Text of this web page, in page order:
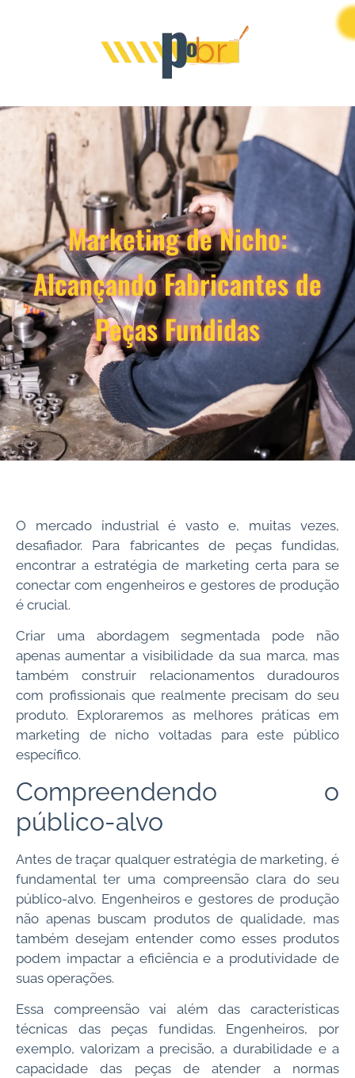
Marketing de Nicho:
Alcançando Fabricantes de
Peças Fundidas
O mercado industrial é vasto e, muitas vezes,
desafiador. Para fabricantes de peças fundidas,
encontrar a estratégia de marketing certa para se
conectar com engenheiros e gestores de produção
é crucial.
Criar uma abordagem segmentada pode não
apenas aumentar a visibilidade da sua marca, mas
também construir relacionamentos duradouros
com profissionais que realmente precisam do seu
produto. Exploraremos as melhores práticas em
marketing de nicho voltadas para este público
específico.
Compreendendo o
público-alvo
Antes de traçar qualquer estratégia de marketing, é
fundamental ter uma compreensão clara do seu
público-alvo. Engenheiros e gestores de produção
não apenas buscam produtos de qualidade, mas
também desejam entender como esses produtos
podem impactar a eficiência e a produtividade de
suas operações.
Essa compreensão vai além das características
técnicas das peças fundidas. Engenheiros, por
exemplo, valorizam a precisão, a durabilidade e a
capacidade das peças de atender a normas